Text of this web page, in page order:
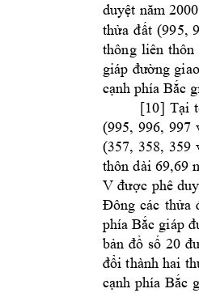
duyệt năm 2000
thửa đất (995,
thông liên thôn
giáp đường giao
cạnh phía Bắc
[10] Tại
(995, 996, 997
(357, 358, 359
thôn dài 69,69
V được phê
Đông các thửa
phía Bắc giáp
bản đồ số 20
đổi thành hai
cạnh phía Bắc